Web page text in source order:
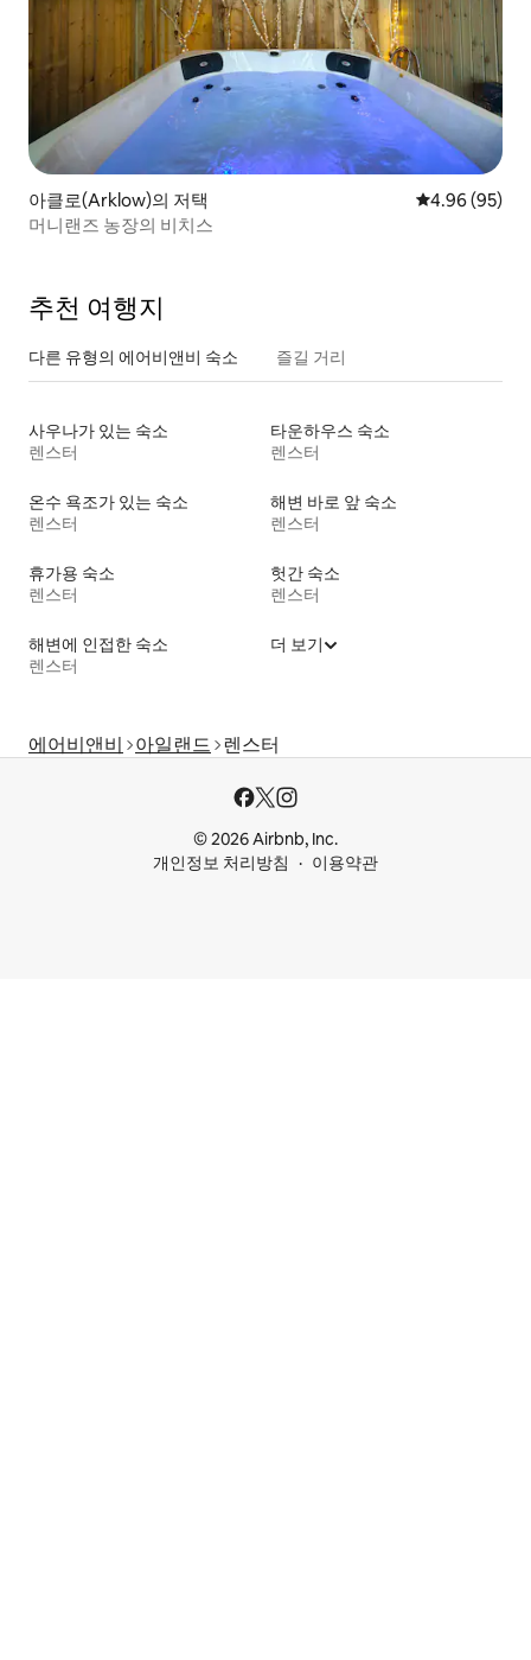
아클로(Arklow)의 저택 평점 4.96점(5
4.96 (95)
머니랜즈 농장의 비치스
추천 여행지
다른 유형의 에어비앤비 숙소 즐길 거리
사우나가 있는 숙소
렌스터
타운하우스 숙소
렌스터
온수 욕조가 있는 숙소
렌스터
해변 바로 앞 숙소
렌스터
휴가용 숙소
렌스터
헛간 숙소
렌스터
해변에 인접한 숙소
렌스터
더 보기
에어비앤비 아일랜드 렌스터
© 2026 Airbnb, Inc.
개인정보 처리방침
이용약관